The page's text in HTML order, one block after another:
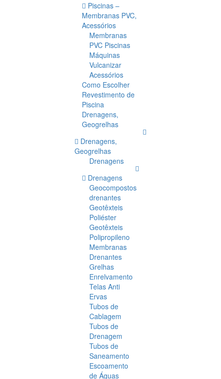
Piscinas –
Membranas PVC,
Acessórios
Membranas
PVC Piscinas
Máquinas
Vulcanizar
Acessórios
Como Escolher
Revestimento de
Piscina
Drenagens,
Geogrelhas
Drenagens,
Geogrelhas
Drenagens
Drenagens
Geocompostos
drenantes
Geotêxteis
Poliéster
Geotêxteis
Polipropileno
Membranas
Drenantes
Grelhas
Enrelvamento
Telas Anti
Ervas
Tubos de
Cablagem
Tubos de
Drenagem
Tubos de
Saneamento
Escoamento
de Águas